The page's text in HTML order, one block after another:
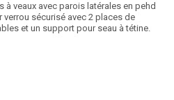
veaux avec parois latérales en pehd
verrou sécurisé avec 2 places de
et un support pour seau à tétine.